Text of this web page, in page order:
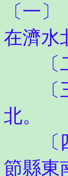
〔一
在濟水
〔二
〔三
北。
〔四
節縣東